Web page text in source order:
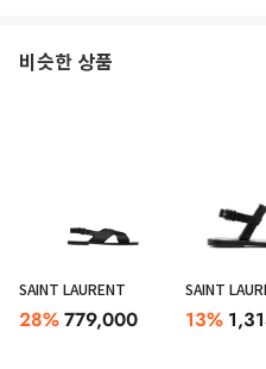
비슷한 상품
SAINT LAURENT
28%779,000
SAINT
13%